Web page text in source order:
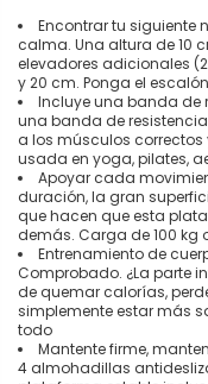
Encontrar tu siguiente
calma. Una altura de 10
elevadores adicionales
y 20 cm. Ponga el
Incluye una banda de
una banda de
a los músculos correctos
usada en yoga, pilates,
Apoyar cada
duración, la gran
que hacen que esta
demás. Carga de 100 kg
Entrenamiento de
Comprobado. ¿La parte
de quemar calorías,
simplemente estar más
todo
Mantente firme,
4 almohadillas